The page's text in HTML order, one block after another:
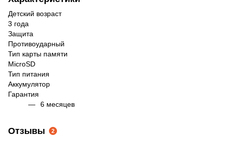
Детский возраст
3 года
Защита
Противоударный
Тип карты памяти
MicroSD
Тип питания
Аккумулятор
Гарантия
6 месяцев
Отзывы 2